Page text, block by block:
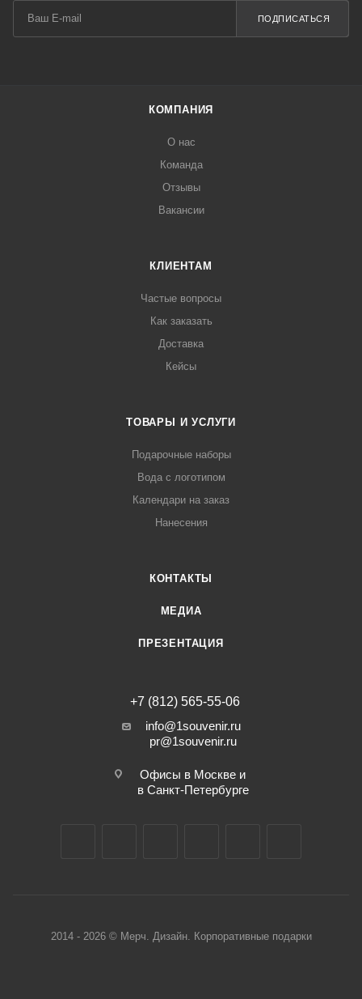
ПОДПИСАТЬСЯ
КОМПАНИЯ
О нас
Команда
Отзывы
Вакансии
КЛИЕНТАМ
Частые вопросы
Как заказать
Доставка
Кейсы
ТОВАРЫ И УСЛУГИ
Подарочные наборы
Вода с логотипом
Календари на заказ
Нанесения
КОНТАКТЫ
МЕДИА
ПРЕЗЕНТАЦИЯ
+7 (812) 565-55-06
info@1souvenir.ru
pr@1souvenir.ru
Офисы в Москве и
в Санкт-Петербурге
2014 - 2026 © Мерч. Дизайн. Корпоративные подарки